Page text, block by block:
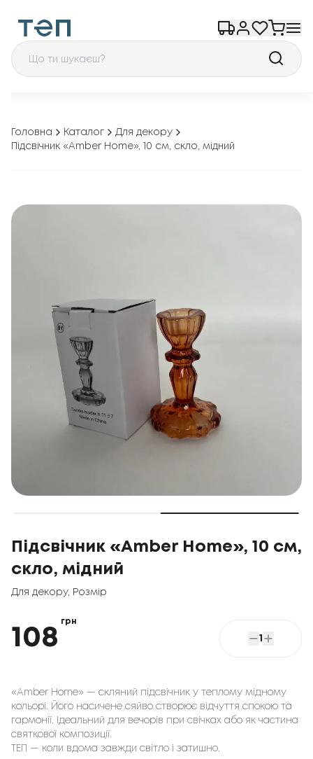
Головна Каталог
Для декору
Підсвічник «Amber Home», 10 см, скло, мідний
Підсвічник «Amber Home», 10 см,
скло, мідний
Для декору, Розмір
108
грн
1
«Amber Home» — скляний підсвічник у теплому мідному
кольорі. Його насичене сяйво створює відчуття спокою та
гармонії. Ідеальний для вечорів при свічках або як частина
святкової композиції.
ТЕП — коли вдома завжди світло і затишно.